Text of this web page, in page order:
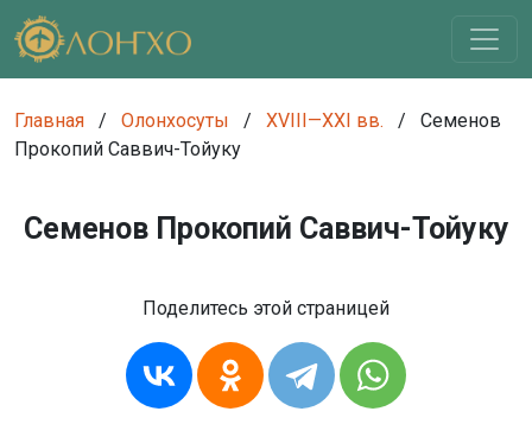
Главная / Олонхосуты / XVIII—XXI вв. /
Семенов
Прокопий Саввич-Тойуку
Семенов Прокопий Саввич-Тойуку
Поделитесь этой страницей